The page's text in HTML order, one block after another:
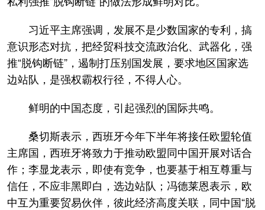
习近平主席强调，发展不是少数国家的专利，搞
意识形态对抗，把经贸科技交流政治化、武器化，强
推“脱钩断链”，遏制打压别国发展，要求地区国家选
边站队，是强权霸权行径，不得人心。
鲜明的中国态度，引起强烈的国际共鸣。
桑切斯表示，西班牙今年下半年将接任欧盟轮值
主席国，西班牙将致力于推动欧盟同中国开展对话合
作；李显龙表示，即使有竞争，也要基于相互尊重与
信任，不应非黑即白，选边站队；冯德莱恩表示，欧
中互为重要贸易伙伴，彼此经济高度关联，同中国“脱